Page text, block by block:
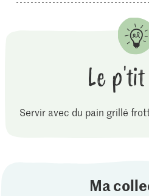
Le
Servir avec du pain grillé
Ma